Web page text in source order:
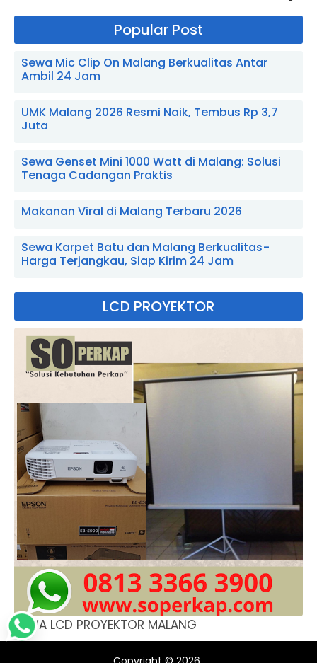
Popular Post
Sewa Mic Clip On Malang Berkualitas Antar
Ambil 24 Jam
UMK Malang 2026 Resmi Naik, Tembus Rp 3,7
Juta
Sewa Genset Mini 1000 Watt di Malang: Solusi
Tenaga Cadangan Praktis
Makanan Viral di Malang Terbaru 2026
Sewa Karpet Batu dan Malang Berkualitas -
Harga Terjangkau, Siap Kirim 24 Jam
LCD PROYEKTOR
SEWA LCD PROYEKTOR MALANG